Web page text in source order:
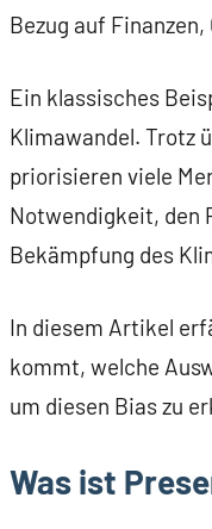
Bezug auf
Ein klassisches
Klimawandel. Trotz
priorisieren viele
Notwendigkeit, den
Bekämpfung des
In diesem Artikel
kommt, welche
um diesen Bias zu
Was ist